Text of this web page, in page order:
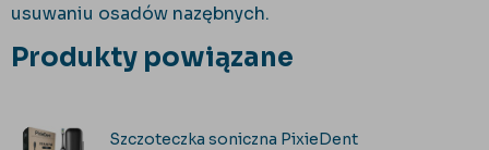
usuwaniu osadów nazębnych.
Produkty powiązane
Szczoteczka soniczna PixieDent